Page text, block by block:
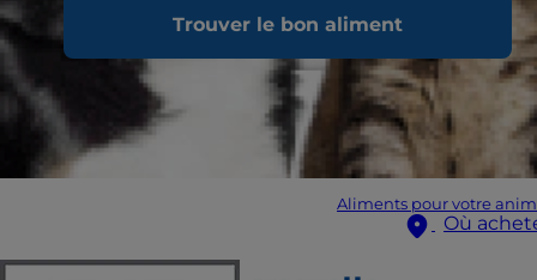
Trouver le bon aliment
Aliments pour votre
Où